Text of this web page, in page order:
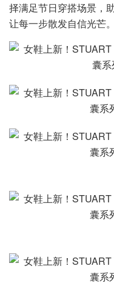
择满足节日穿搭场景，
让每一步散发自信光芒。